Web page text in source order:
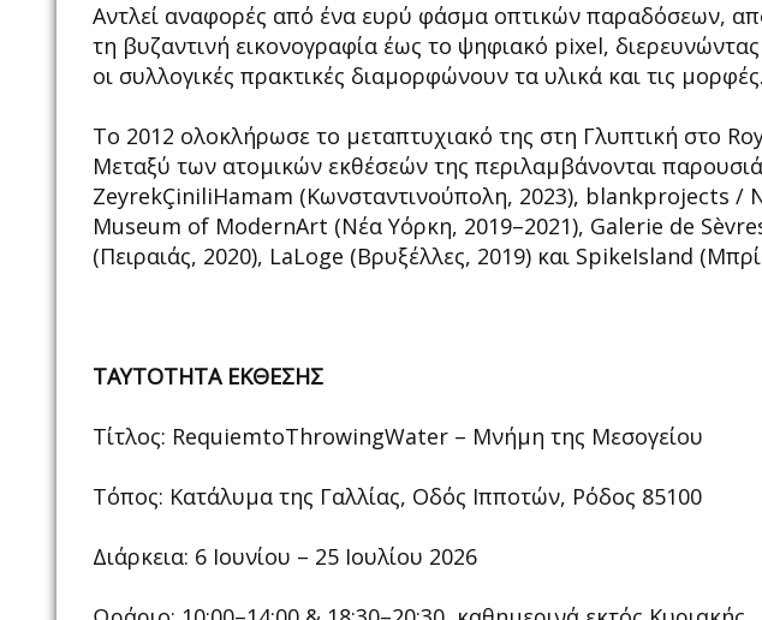
Αντλεί αναφορές από ένα ευρύ φάσμα οπτικών παραδόσεων,
τη βυζαντινή εικονογραφία έως το ψηφιακό pixel,
οι συλλογικές πρακτικές διαμορφώνουν τα υλικά και τις μορφές.
Το 2012 ολοκλήρωσε το μεταπτυχιακό της στη Γλυπτική στο
Μεταξύ των ατομικών εκθέσεών της περιλαμβάνονται
ZeyrekÇiniliHamam (Κωνσταντινούπολη, 2023), blankprojects /
Museum of ModernArt (Νέα Υόρκη, 2019–2021), Galerie de
(Πειραιάς, 2020), LaLoge (Βρυξέλλες, 2019) και SpikeIsland
ΤΑΥΤΟΤΗΤΑ ΕΚΘΕΣΗΣ
Τίτλος: RequiemtoThrowingWater – Μνήμη της Μεσογείου
Τόπος: Κατάλυμα της Γαλλίας, Οδός Ιπποτών, Ρόδος 85100
Διάρκεια: 6 Ιουνίου – 25 Ιουλίου 2026